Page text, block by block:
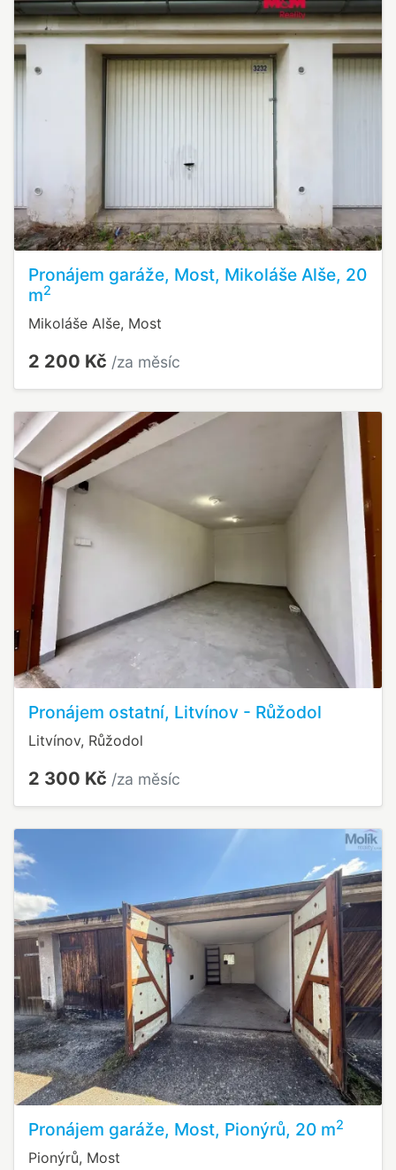
Pronájem garáže, Most, Mikoláše Alše, 20
m2
Mikoláše Alše, Most
2 200 Kč /za měsíc
Pronájem ostatní, Litvínov - Růžodol
Litvínov, Růžodol
2 300 Kč /za měsíc
Pronájem garáže, Most, Pionýrů, 20 m2
Pionýrů, Most